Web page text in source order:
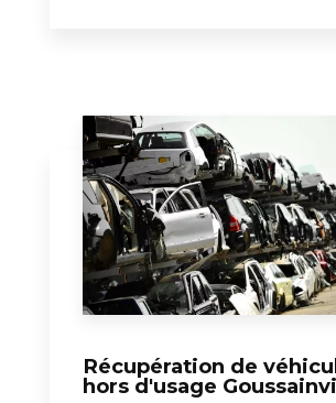
Récupération de
hors d'usage